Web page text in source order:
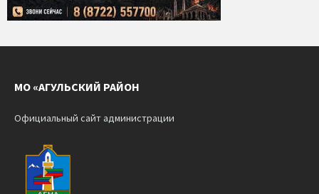
МО «АГУЛЬСКИЙ РАЙОН
Официальный сайт администрации